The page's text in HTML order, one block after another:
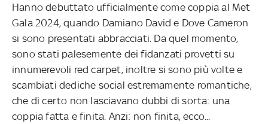
Hanno debuttato ufficialmente come coppia al Met
Gala 2024, quando Damiano David e Dove Cameron
si sono presentati abbracciati. Da quel momento,
sono stati palesemente dei fidanzati provetti su
innumerevoli red carpet, inoltre si sono più volte e
scambiati dediche social estremamente romantiche,
che di certo non lasciavano dubbi di sorta: una
coppia fatta e finita. Anzi: non finita, ecco...